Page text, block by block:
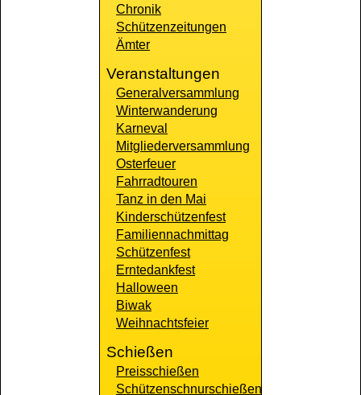
Chronik
Schützenzeitungen
Ämter
Veranstaltungen
Generalversammlung
Winterwanderung
Karneval
Mitgliederversammlung
Osterfeuer
Fahrradtouren
Tanz in den Mai
Kinderschützenfest
Familiennachmittag
Schützenfest
Erntedankfest
Halloween
Biwak
Weihnachtsfeier
Schießen
Preisschießen
Schützenschnurschießen